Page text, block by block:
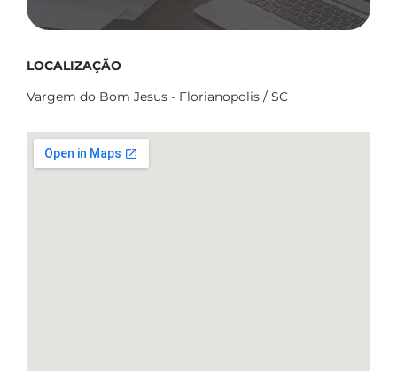
LOCALIZAÇÃO
Vargem do Bom Jesus - Florianopolis / SC